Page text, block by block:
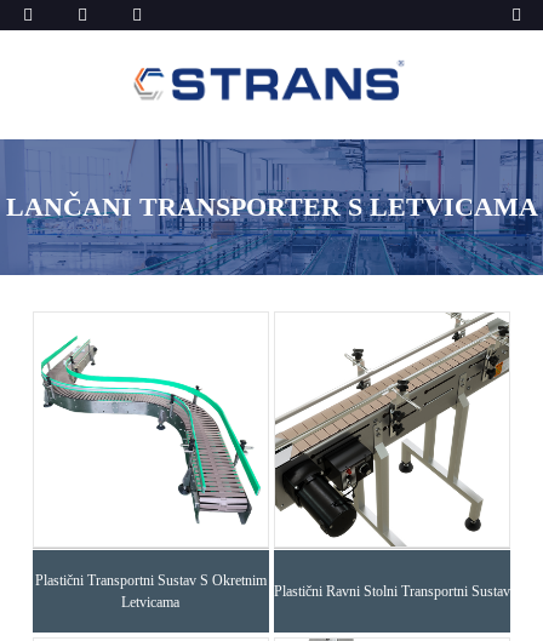
LANČANI TRANSPORTER S LETVICAMA
Plastični Transportni Sustav S Okretnim
Letvicama
Plastični Ravni Stolni Transportni Sustav